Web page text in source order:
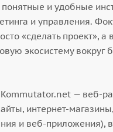
понятные и удобные
и управления.
«сделать проект», а
экосистему вокруг
Kommutator.net — веб-
интернет-магазины,
и веб-приложения),